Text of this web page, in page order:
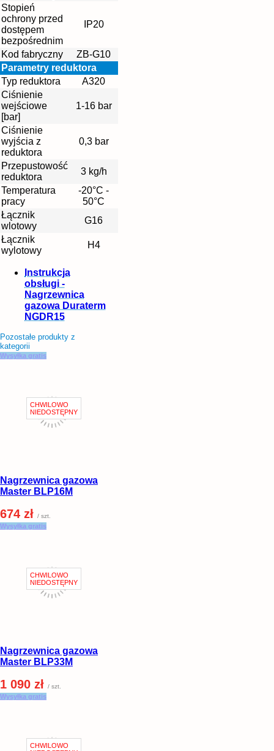
Stopień
ochrony przed
dostępem
bezpośrednim
IP20
Kod fabryczny
ZB-G10
Parametry reduktora
Typ reduktora
A320
Ciśnienie
wejściowe
[bar]
1-16 bar
Ciśnienie
wyjścia z
reduktora
0,3 bar
Przepustowość
reduktora
3 kg/h
Temperatura
pracy
-20°C -
50°C
Łącznik
wlotowy
G16
Łącznik
wylotowy
H4
Instrukcja
obsługi -
Nagrzewnica
gazowa Duraterm
NGDR15
Pozostałe produkty z
kategorii
Wysyłka gratis
Nagrzewnica gazowa
Master BLP16M
674 zł / szt.
Wysyłka gratis
Nagrzewnica gazowa
Master BLP33M
1 090 zł / szt.
Wysyłka gratis